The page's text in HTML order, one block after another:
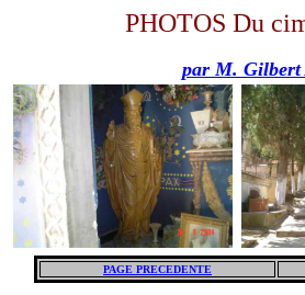
PHOTOS Du
par M. Gilbert
PAGE PRECEDENTE